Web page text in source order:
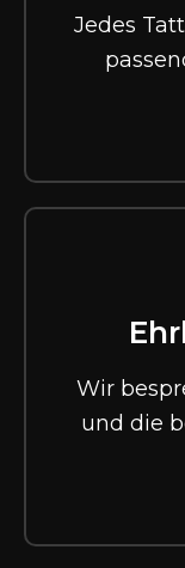
Jedes
Wir
und die